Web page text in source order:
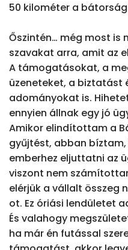
50 kilométer a
Őszintén… még most is
szavakat arra, amit az
A támogatásokat, a
üzeneteket, a biztatást
adományokat is.
ennyien állnak egy jó
Amikor elindítottam a
gyűjtést, abban
emberhez eljuttatni az
viszont nem
elérjük a vállalt összeg
ot. Ez óriási lendületet
És valahogy
ha már én futással